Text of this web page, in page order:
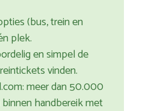
(bus, trein en
plek.
en simpel de
vinden.
meer dan 50.000
handbereik met